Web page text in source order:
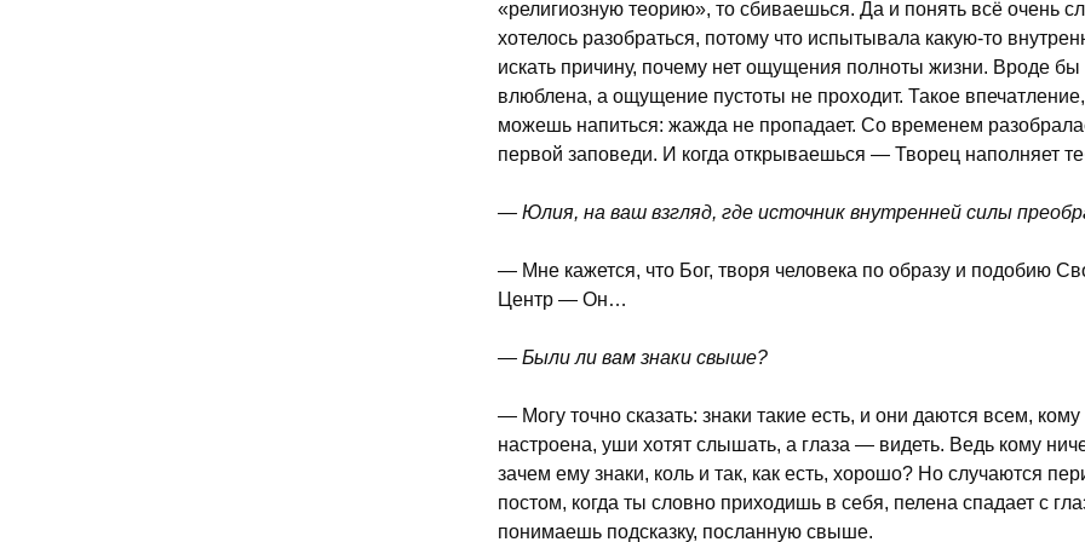
«религиозную теорию», то сбиваешься. Да и понять всё очень
хотелось разобраться, потому что испытывала какую-то
искать причину, почему нет ощущения полноты жизни. Вроде бы
влюблена, а ощущение пустоты не проходит. Такое
можешь напиться: жажда не пропадает. Со временем
первой заповеди. И когда открываешься — Творец наполняет
— Юлия, на ваш взгляд, где источник внутренней силы
— Мне кажется, что Бог, творя человека по образу и подобию
Центр — Он…
— Были ли вам знаки свыше?
— Могу точно сказать: знаки такие есть, и они даются всем,
настроена, уши хотят слышать, а глаза — видеть. Ведь кому
зачем ему знаки, коль и так, как есть, хорошо? Но случаются
постом, когда ты словно приходишь в себя, пелена спадает с
понимаешь подсказку, посланную свыше.